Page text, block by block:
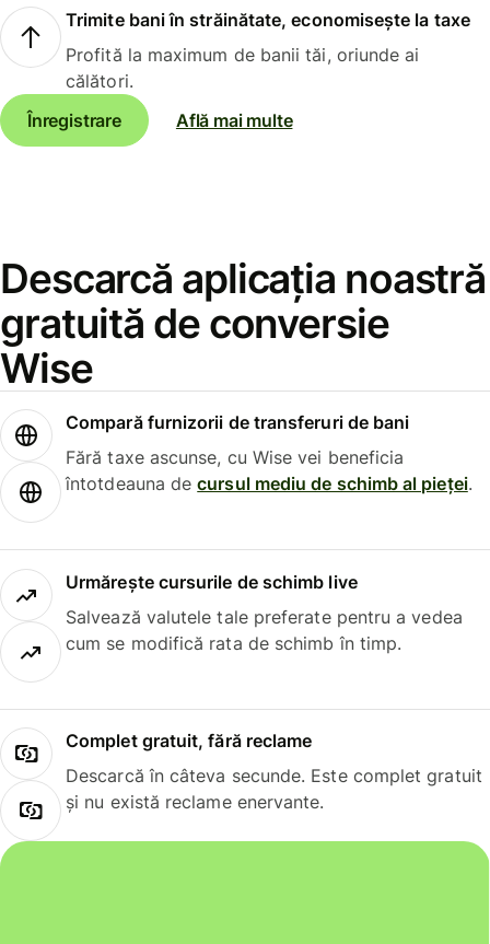
Trimite bani în străinătate, economisește la taxe
Profită la maximum de banii tăi, oriunde ai
călători.
Înregistrare
Află mai multe
Descarcă aplicația noastră
gratuită de conversie
Wise
Compară furnizorii de transferuri de bani
Fără taxe ascunse, cu Wise vei beneficia
întotdeauna decursul mediu de schimb al pieței.
Urmărește cursurile de schimb live
Salvează valutele tale preferate pentru a vedea
cum se modifică rata de schimb în timp.
Complet gratuit, fără reclame
Descarcă în câteva secunde. Este complet gratuit
și nu există reclame enervante.